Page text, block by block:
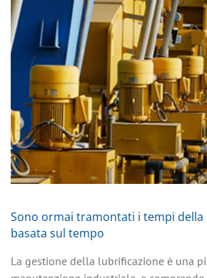
Sono ormai tramontati i tempi
basata sul tempo
La gestione della lubrificazione è una